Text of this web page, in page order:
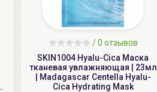
/0 отзывов
SKIN1004 Hyalu-Cica Маска
тканевая увлажняющая | 23мл
| Madagascar Centella Hyalu-
Cica Hydrating Mask